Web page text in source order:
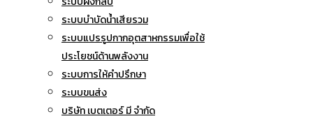
ระบบบำบัดน้ำเสียรวม
ระบบแปรรูปกากอุตสาหกรรมเพื่อใช้
ประโยชน์ด้านพลังงาน
ระบบการให้คำปรึกษา
ระบบขนส่ง
บริษัท เบตเตอร์ มี จำกัด